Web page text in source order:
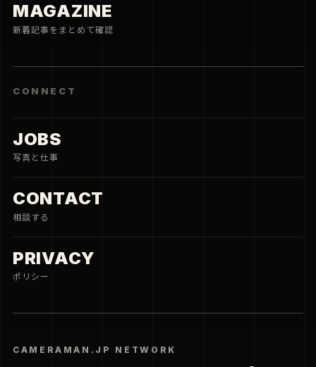
CAMERAMAN.JP NETWORK
MAGAZINE
新着記事をまとめて確認
CONNECT
JOBS
写真と仕事
CONTACT
相談する
PRIVACY
ポリシー